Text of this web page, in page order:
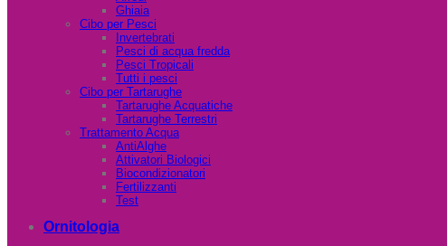
Ghiaia
Cibo per Pesci
Invertebrati
Pesci di acqua fredda
Pesci Tropicali
Tutti i pesci
Cibo per Tartarughe
Tartarughe Acquatiche
Tartarughe Terrestri
Trattamento Acqua
AntiAlghe
Attivatori Biologici
Biocondizionatori
Fertilizzanti
Test
Ornitologia